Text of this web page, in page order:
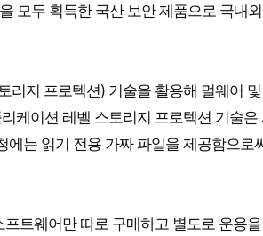
모두 획득한 국산 보안 제품으로 국내
리지 프로텍션) 기술을 활용해 멀웨어
케이션 레벨 스토리지 프로텍션 기술
는 읽기 전용 가짜 파일을 제공함으로
트웨어만 따로 구매하고 별도로 운용